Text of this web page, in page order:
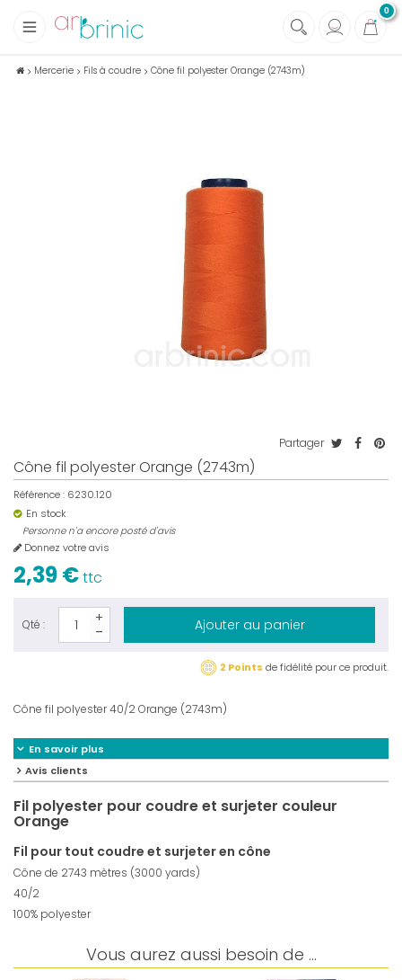
0
Tissus
Mercerie Fils à coudre Cône fil polyester Orange (2743m)
Partager
Cône fil polyester Orange (2743m)
Référence : 6230.120
En stock
Personne n'a encore posté d'avis
Donnez votre avis
2,39 €ttc
Qté : Ajouter au panier
2 Points de fidélité pour ce produit.
Cône fil polyester 40/2 Orange (2743m)
En savoir plus
Avis clients
Fil polyester pour coudre et surjeter couleur
Orange
Fil pour tout coudre et surjeter en cône
Cône de 2743 mètres (3000 yards)
40/2
100% polyester
Vous aurez aussi besoin de ...